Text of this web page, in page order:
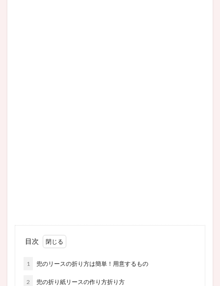
目次
1 兜のリースの折り方は簡単！用意するもの
2 兜の折り紙リースの作り方折り方